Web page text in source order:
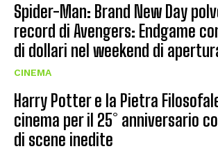
Spider-Man: Brand New Day
record di Avengers: Endgame
di dollari nel weekend di
CINEMA
Harry Potter e la Pietra
cinema per il 25° anniversario
di scene inedite